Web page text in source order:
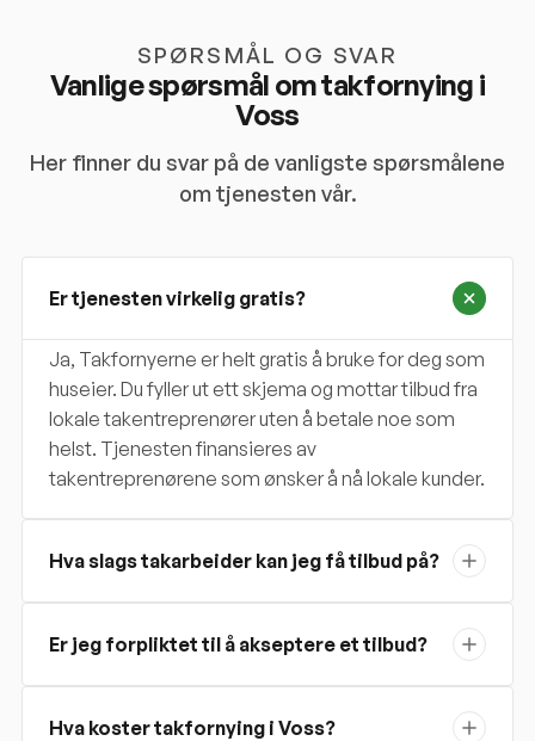
SPØRSMÅL OG SVAR
Vanlige spørsmål om takfornying i
Voss
Her finner du svar på de vanligste spørsmålene
om tjenesten vår.
Er tjenesten virkelig gratis?
Ja, Takfornyerne er helt gratis å bruke for deg som
huseier. Du fyller ut ett skjema og mottar tilbud fra
lokale takentreprenører uten å betale noe som
helst. Tjenesten finansieres av
takentreprenørene som ønsker å nå lokale kunder.
Hva slags takarbeider kan jeg få tilbud på?
Er jeg forpliktet til å akseptere et tilbud?
Hva koster takfornying i Voss?